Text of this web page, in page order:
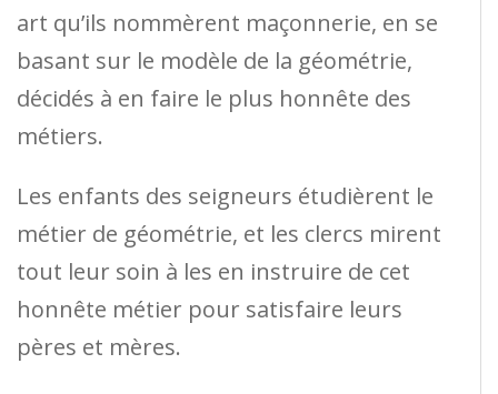
art qu’ils nommèrent maçonnerie, en se
basant sur le modèle de la géométrie,
décidés à en faire le plus honnête des
métiers.
Les enfants des seigneurs étudièrent le
métier de géométrie, et les clercs mirent
tout leur soin à les en instruire de cet
honnête métier pour satisfaire leurs
pères et mères.